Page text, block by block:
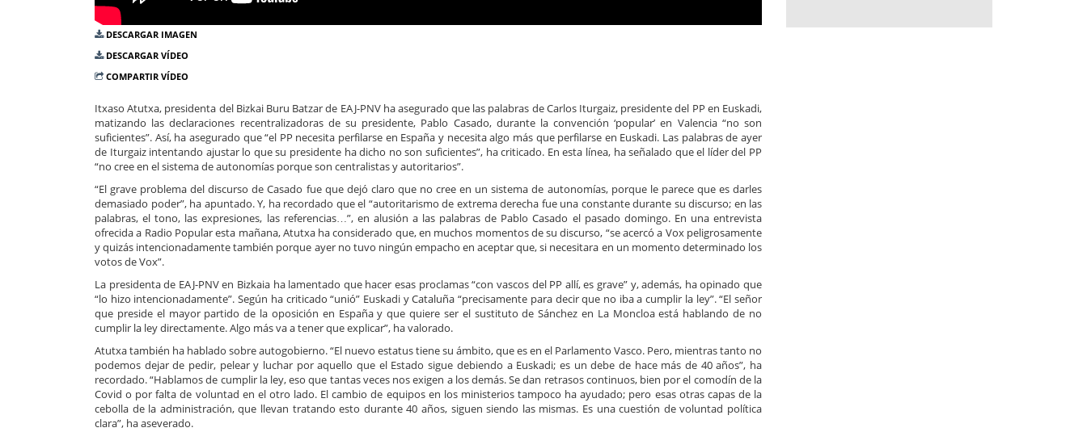
DESCARGAR IMAGEN
DESCARGAR VÍDEO
COMPARTIR VÍDEO
Itxaso Atutxa, presidenta del Bizkai Buru Batzar de EAJ-PNV ha asegurado que las palabras de Carlos Iturgaiz, presidente del PP en Euskadi,
matizando las declaraciones recentralizadoras de su presidente, Pablo Casado, durante la convención ‘popular’ en Valencia “no son
suficientes”. Así, ha asegurado que “el PP necesita perfilarse en España y necesita algo más que perfilarse en Euskadi. Las palabras de ayer
de Iturgaiz intentando ajustar lo que su presidente ha dicho no son suficientes”, ha criticado. En esta línea, ha señalado que el líder del PP
“no cree en el sistema de autonomías porque son centralistas y autoritarios”.
“El grave problema del discurso de Casado fue que dejó claro que no cree en un sistema de autonomías, porque le parece que es darles
demasiado poder”, ha apuntado. Y, ha recordado que el “autoritarismo de extrema derecha fue una constante durante su discurso; en las
palabras, el tono, las expresiones, las referencias…”, en alusión a las palabras de Pablo Casado el pasado domingo. En una entrevista
ofrecida a Radio Popular esta mañana, Atutxa ha considerado que, en muchos momentos de su discurso, “se acercó a Vox peligrosamente
y quizás intencionadamente también porque ayer no tuvo ningún empacho en aceptar que, si necesitara en un momento determinado los
votos de Vox”.
La presidenta de EAJ-PNV en Bizkaia ha lamentado que hacer esas proclamas “con vascos del PP allí, es grave” y, además, ha opinado que
“lo hizo intencionadamente”. Según ha criticado “unió” Euskadi y Cataluña “precisamente para decir que no iba a cumplir la ley”. “El señor
que preside el mayor partido de la oposición en España y que quiere ser el sustituto de Sánchez en La Moncloa está hablando de no
cumplir la ley directamente. Algo más va a tener que explicar”, ha valorado.
Atutxa también ha hablado sobre autogobierno. “El nuevo estatus tiene su ámbito, que es en el Parlamento Vasco. Pero, mientras tanto no
podemos dejar de pedir, pelear y luchar por aquello que el Estado sigue debiendo a Euskadi; es un debe de hace más de 40 años”, ha
recordado. “Hablamos de cumplir la ley, eso que tantas veces nos exigen a los demás. Se dan retrasos continuos, bien por el comodín de la
Covid o por falta de voluntad en el otro lado. El cambio de equipos en los ministerios tampoco ha ayudado; pero esas otras capas de la
cebolla de la administración, que llevan tratando esto durante 40 años, siguen siendo las mismas. Es una cuestión de voluntad política
clara”, ha aseverado.